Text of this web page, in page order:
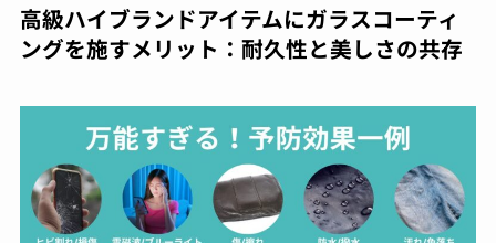
高級ハイブランドアイテムにガラスコーティ
ングを施すメリット：耐久性と美しさの共存